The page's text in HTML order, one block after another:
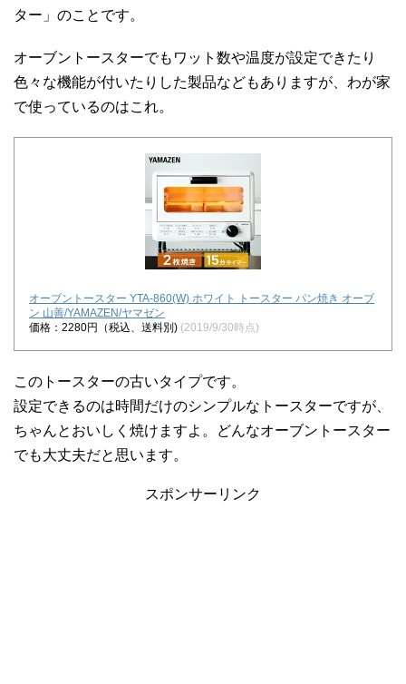
ター」のことです。
オーブントースターでもワット数や温度が設定できたり
色々な機能が付いたりした製品などもありますが、わが家
で使っているのはこれ。
オーブントースター YTA-860(W) ホワイト トースター パン焼き オーブ
ン 山善/YAMAZEN/ヤマゼン
価格：2280円（税込、送料別) (2019/9/30時点)
このトースターの古いタイプです。
設定できるのは時間だけのシンプルなトースターですが、
ちゃんとおいしく焼けますよ。どんなオーブントースター
でも大丈夫だと思います。
スポンサーリンク